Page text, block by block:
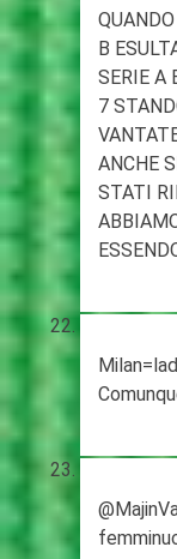
B
SERIE A
7
ANCHE
STATI